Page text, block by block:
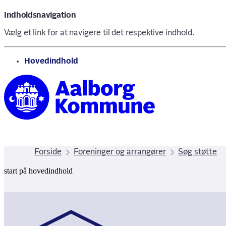
Indholdsnavigation
Vælg et link for at navigere til det respektive indhold.
gå til
Hovedindhold
Forside Foreninger og arrangører Søg støtte
start på hovedindhold